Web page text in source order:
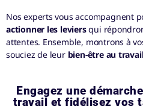
Nos experts vous accompagnent
actionner les leviersqui
attentes. Ensemble, montrons à
souciez de leur bien-être au
Engagez une
travail et fidélisez vos